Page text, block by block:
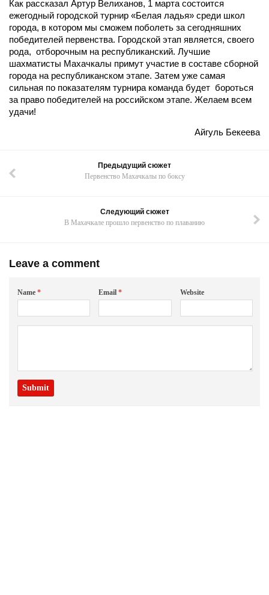
Как рассказал Артур Велиханов, 1 марта состоится
ежегодный городской турнир «Белая ладья» среди школ
города, в котором мы сможем поболеть за сегодняшних
победителей первенства. Городской этап является, своего
рода, отборочным на республиканский. Лучшие
шахматисты Махачкалы примут участие в составе сборной
города на республиканском этапе. Затем уже самая
сильная по показателям турнира команда будет бороться
за право победителей на российском этапе. Желаем всем
удачи!
Айгуль Бекеева
Предыдущий сюжет
Первенство Махачкалы по боксу
Следующий сюжет
В Махачкале прошло первенство по плаванию
Leave a comment
Name * Email* Website